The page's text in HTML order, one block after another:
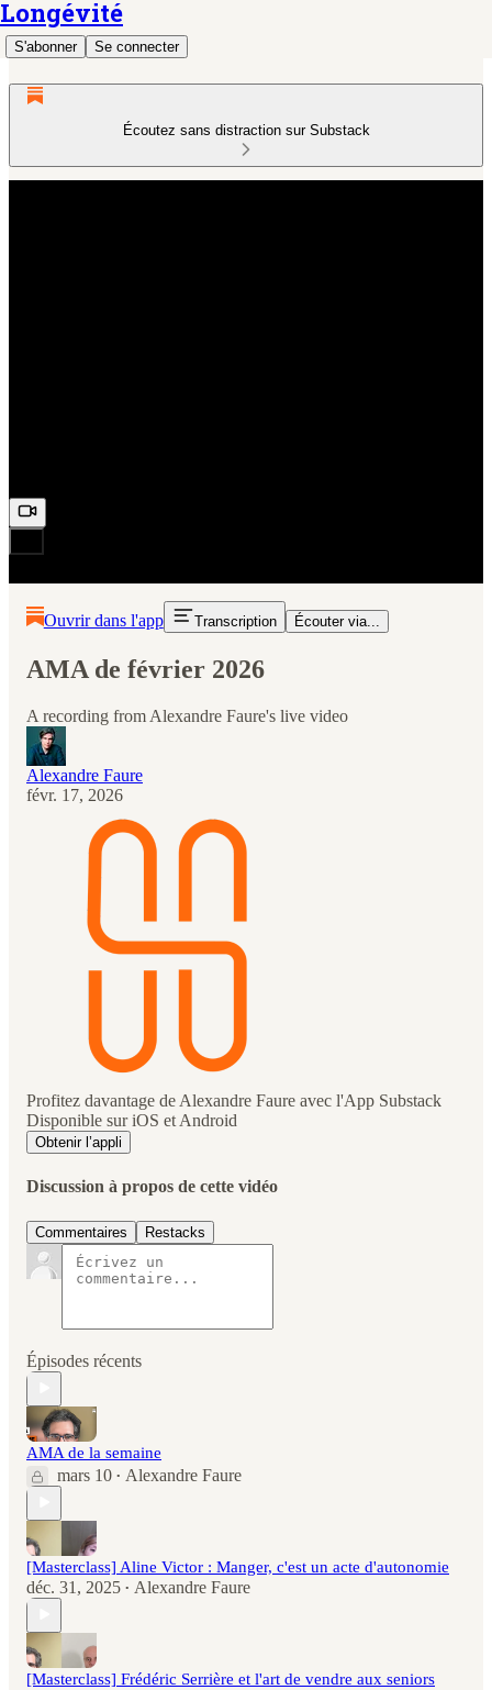
Longévité
S'abonner Se connecter
Écoutez sans distraction sur Substack
Ouvrir dans l'app Transcription Écouter via...
AMA de février 2026
A recording from Alexandre Faure's live video
Alexandre Faure
févr. 17, 2026
Profitez davantage de Alexandre Faure avec l'App Substack
Disponible sur iOS et Android
Obtenir l’appli
Discussion à propos de cette vidéo
Commentaires Restacks
Épisodes récents
AMA de la semaine
mars 10 • Alexandre Faure
[Masterclass] Aline Victor : Manger, c'est un acte d'autonomie
déc. 31, 2025 • Alexandre Faure
[Masterclass] Frédéric Serrière et l'art de vendre aux seniors